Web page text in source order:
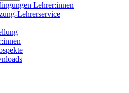
Lehrer:innen
Lehrerservice